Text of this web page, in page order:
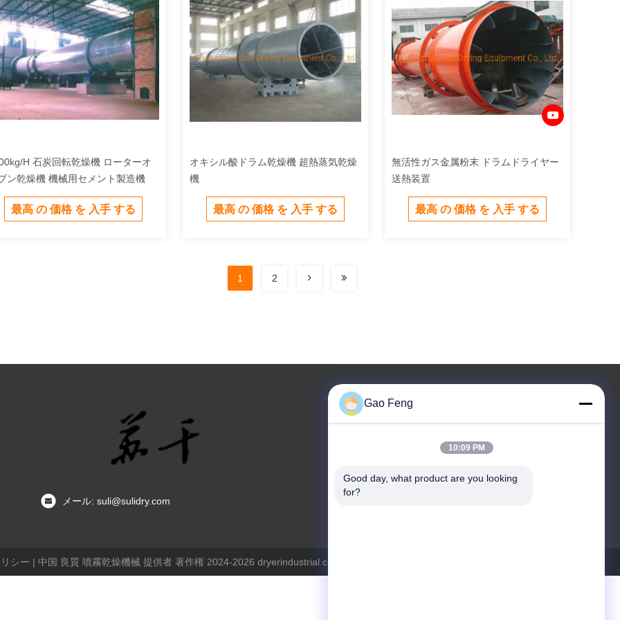
H 石炭回転乾燥機 ローターオ
ン乾燥機 機械用セメント製造機
最高 の 価格 を 入手 する
オキシル酸ドラム乾燥機 超熱蒸気乾燥
機
最高 の 価格 を 入手 する
無活性ガス金属粉末 ドラムドライヤー
送熱装置
最高 の 価格 を 入手 する
1 2
メール: suli@sulidry.com
シー | 中国 良質 噴霧乾燥機械 提供者 著作権 2024-2026 dryerindustrial.com . 複製権所有。
Gao Feng
10:09 PM
Good day, what product are you looking
for?